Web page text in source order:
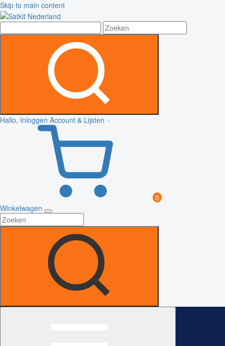
Skip to main content
Hallo, Inloggen Account & Lijsten
0
Winkelwagen